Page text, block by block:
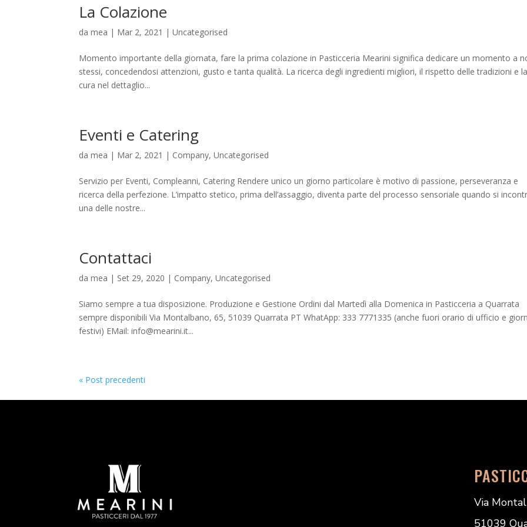
La Colazione
damea | Mar 2, 2021 |Uncategorised
Momento importante della giornata, fare la prima colazione in Pasticceria Mearini significa dedicare un momento a
stessi, concedendosi attenzioni, gusto e tanta qualità. La ricerca degli ingredienti migliori, il rispetto delle tradizioni e la
cura nel dettaglio...
Eventi e Catering
damea | Mar 2, 2021 | Company,Uncategorised
Servizio per Eventi, Compleanni, Catering Rendere unico un giorno particolare è motivo di passione, perseveranza e
ricerca della perfezione. L’impatto stetico, prima dell’assaggio, diventa parte del processo sensoriale quando si
una delle nostre...
Contattaci
damea | Set 29, 2020 | Company,Uncategorised
Siamo sempre a tua disposizione. Produzione e Gestione Ordini dal Martedì alla Domenica in Pasticceria a Quarrata
sempre disponibili Via Montalbano, 65, 51039 Quarrata PT WhatApp: 333 7771335 (anche fuori orario di ufficio e
festivi) EMail: info@mearini.it...
« Post precedenti
Via
51039